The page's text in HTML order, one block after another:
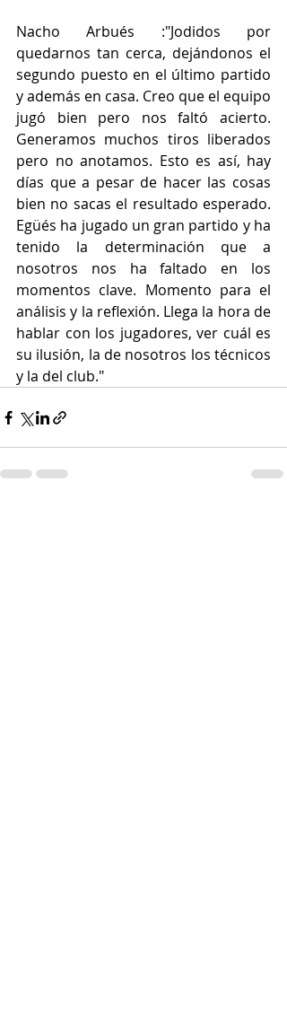
Nacho Arbués :"Jodidos por
quedarnos tan cerca, dejándonos el
segundo puesto en el último partido
y además en casa. Creo que el equipo
jugó bien pero nos faltó acierto.
Generamos muchos tiros liberados
pero no anotamos. Esto es así, hay
días que a pesar de hacer las cosas
bien no sacas el resultado esperado.
Egüés ha jugado un gran partido y ha
tenido la determinación que a
nosotros nos ha faltado en los
momentos clave. Momento para el
análisis y la reflexión. Llega la hora de
hablar con los jugadores, ver cuál es
su ilusión, la de nosotros los técnicos
y la del club."